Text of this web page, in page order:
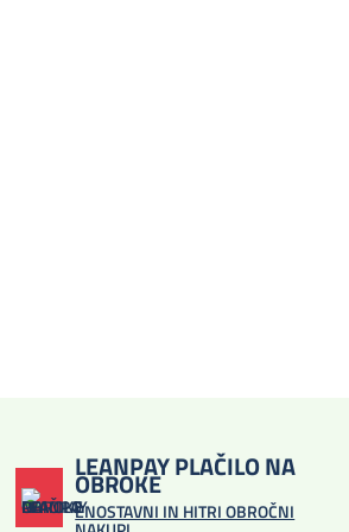
LEANPAY PLAČILO NA
OBROKE
ENOSTAVNI IN HITRI OBROČNI